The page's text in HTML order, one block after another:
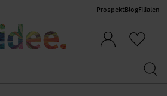
ProspektBlogFilialen